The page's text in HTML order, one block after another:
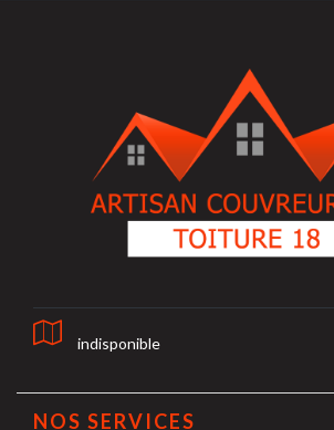
indisponible
NOS SERVICES